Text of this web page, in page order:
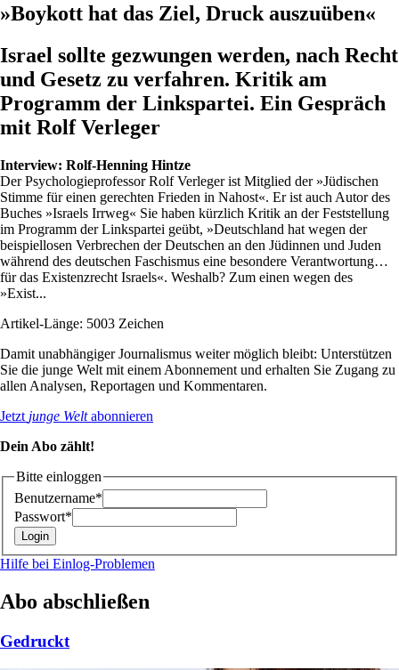
»Boykott hat das Ziel, Druck auszuüben«
Israel sollte gezwungen werden, nach Recht
und Gesetz zu verfahren. Kritik am
Programm der Linkspartei. Ein Gespräch
mit Rolf Verleger
Interview: Rolf-Henning Hintze
Der Psychologieprofessor Rolf Verleger ist Mitglied der »Jüdischen
Stimme für einen gerechten Frieden in Nahost«. Er ist auch Autor des
Buches »Israels Irrweg« Sie haben kürzlich Kritik an der Feststellung
im Programm der Linkspartei geübt, »Deutschland hat wegen der
beispiellosen Verbrechen der Deutschen an den Jüdinnen und Juden
während des deutschen Faschismus eine besondere Verantwortung…
für das Existenzrecht Israels«. Weshalb? Zum einen wegen des
»Exist...
Artikel-Länge: 5003 Zeichen
Damit unabhängiger Journalismus weiter möglich bleibt: Unterstützen
Sie die junge Welt mit einem Abonnement und erhalten Sie Zugang zu
allen Analysen, Reportagen und Kommentaren.
Jetzt junge Weltabonnieren
Dein Abo zählt!
Bitte einloggen
Benutzername*
Passwort*
Hilfe bei Einlog-Problemen
Abo abschließen
Gedruckt